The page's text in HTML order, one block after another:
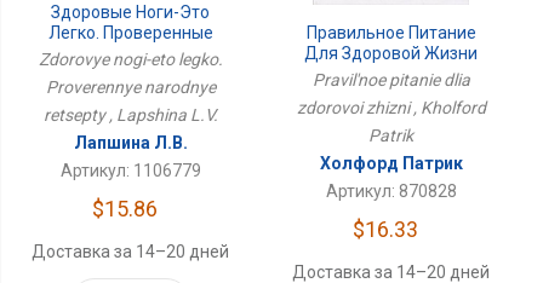
Здоровые Ноги-Это
Легко. Проверенные
Народные Рецепты
Zdorovye nogi-eto legko.
Proverennye narodnye
retsepty , Lapshina L.V.
Лапшина Л.В.
Артикул: 1106779
$15.86
Доставка за 14–20 дней
Правильное Питание
Для Здоровой Жизни
Pravil'noe pitanie dlia
zdorovoi zhizni , Kholford
Patrik
Холфорд Патрик
Артикул: 870828
$16.33
Доставка за 14–20 дней